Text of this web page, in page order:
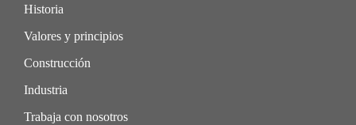
Historia
Valores y principios
Construcción
Industria
Trabaja con nosotros